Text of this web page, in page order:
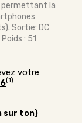
permettant la
Sortie: DC
: 51
votre
(1)
sur ton)